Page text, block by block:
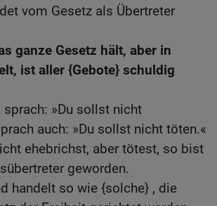
vom Gesetz als Übertreter
ganze Gesetz hält, aber in
ist aller {Gebote} schuldig
sprach: »Du sollst nicht
auch: »Du sollst nicht töten.«
ehebrichst, aber tötest, so bist
geworden.
handelt so wie {solche} , die